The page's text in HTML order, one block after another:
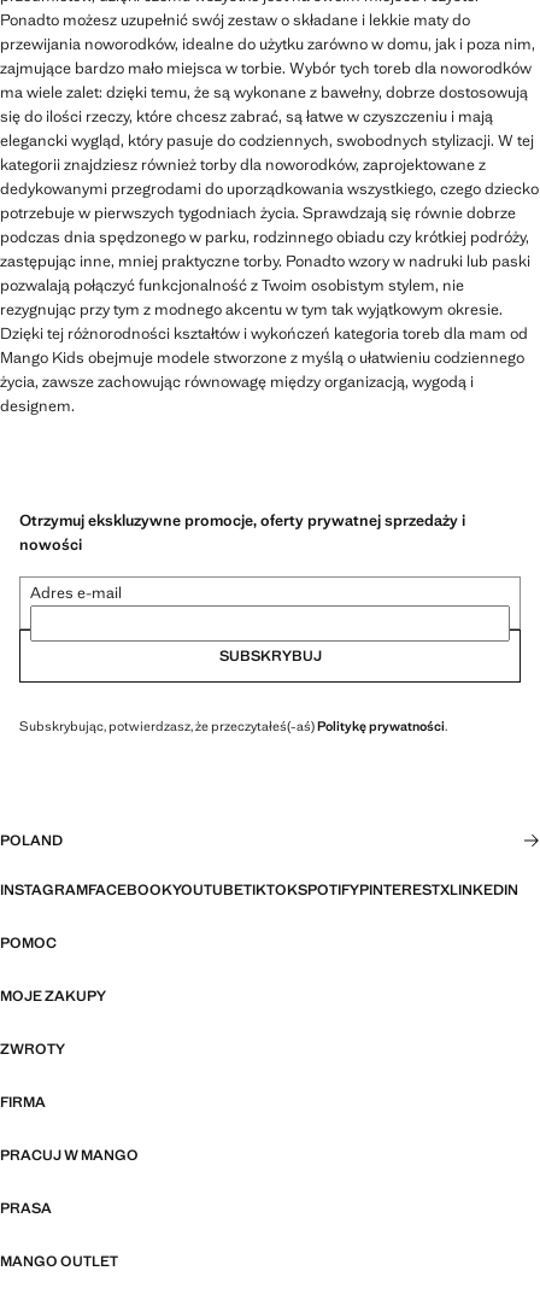
Ponadto możesz uzupełnić swój zestaw o składane i lekkie maty do
przewijania noworodków, idealne do użytku zarówno w domu, jak i poza nim,
zajmujące bardzo mało miejsca w torbie. Wybór tych toreb dla noworodków
ma wiele zalet: dzięki temu, że są wykonane z bawełny, dobrze dostosowują
się do ilości rzeczy, które chcesz zabrać, są łatwe w czyszczeniu i mają
elegancki wygląd, który pasuje do codziennych, swobodnych stylizacji. W tej
kategorii znajdziesz również torby dla noworodków, zaprojektowane z
dedykowanymi przegrodami do uporządkowania wszystkiego, czego dziecko
potrzebuje w pierwszych tygodniach życia. Sprawdzają się równie dobrze
podczas dnia spędzonego w parku, rodzinnego obiadu czy krótkiej podróży,
zastępując inne, mniej praktyczne torby. Ponadto wzory w nadruki lub paski
pozwalają połączyć funkcjonalność z Twoim osobistym stylem, nie
rezygnując przy tym z modnego akcentu w tym tak wyjątkowym okresie.
Dzięki tej różnorodności kształtów i wykończeń kategoria toreb dla mam od
Mango Kids obejmuje modele stworzone z myślą o ułatwieniu codziennego
życia, zawsze zachowując równowagę między organizacją, wygodą i
designem.
Otrzymuj ekskluzywne promocje, oferty prywatnej sprzedaży i
nowości
Adres e-mail
SUBSKRYBUJ
Subskrybując, potwierdzasz, że przeczytałeś(-aś)Politykę prywatności.
POLAND
INSTAGRAMFACEBOOKYOUTUBETIKTOKSPOTIFYPINTERESTXLINKEDIN
POMOC
MOJE ZAKUPY
ZWROTY
FIRMA
PRACUJ W MANGO
PRASA
MANGO OUTLET